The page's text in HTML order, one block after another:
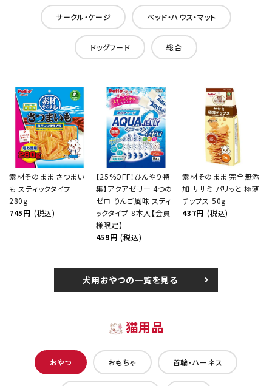
サークル・ケージ ベッド・ハウス・マット
ドッグフード 総合
素材そのまま さつまい
も スティックタイプ
280g
745円 (税込)
【25%OFF！ひんやり特
集】アクアゼリー 4つの
ゼロ りんご風味 スティ
ックタイプ 8本入【会員
様限定】
459円 (税込)
素材そのまま 完全無添
加 ササミ パリッと 極薄
チップス 50g
437円 (税込)
犬用おやつの一覧を見る
猫用品
おやつ おもちゃ 首輪・ハーネス